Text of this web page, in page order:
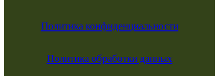
Политика конфиденциальности
Политика обработки данных